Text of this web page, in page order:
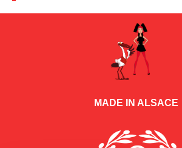
MADE IN ALSACE